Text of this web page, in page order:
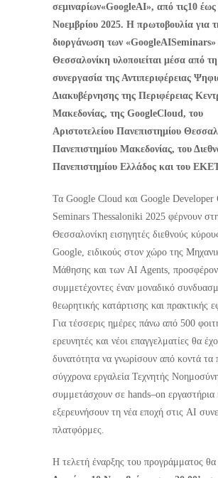
σεμιναρίων«GoogleAI», από τις10 έως
Νοεμβρίου 2025. Η πρωτοβουλία για
διοργάνωση των «GoogleAISeminars»
Θεσσαλονίκη υλοποιείται μέσα από τη
συνεργασία της Αντιπεριφέρειας
Διακυβέρνησης της Περιφέρειας
Μακεδονίας, της GoogleCloud , του
Αριστοτελείου Πανεπιστημίου
Πανεπιστημίου Μακεδονίας, του
Πανεπιστημίου Ελλάδος και του
Τα Google Cloud και Google Developer
Seminars Thessaloniki 2025 φέρνουν
Θεσσαλονίκη εισηγητές διεθνούς
Google, ειδικούς στον χώρο της
Μάθησης και των AI Agents,
συμμετέχοντες έναν μοναδικό
θεωρητικής κατάρτισης και πρακτικής
Για τέσσερις ημέρες πάνω από 500
ερευνητές και νέοι επαγγελματίες θα
δυνατότητα να γνωρίσουν από κοντά τα
σύγχρονα εργαλεία Τεχνητής
συμμετάσχουν σε hands–on εργαστήρια
εξερευνήσουν τη νέα εποχή στις AI
πλατφόρμες.
Η τελετή έναρξης του προγράμματος θα